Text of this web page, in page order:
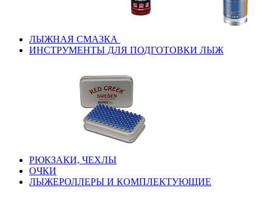
ЛЫЖНАЯ СМАЗКА
ИНСТРУМЕНТЫ ДЛЯ ПОДГОТОВКИ ЛЫЖ
РЮКЗАКИ, ЧЕХЛЫ
ОЧКИ
ЛЫЖЕРОЛЛЕРЫ И КОМПЛЕКТУЮЩИЕ